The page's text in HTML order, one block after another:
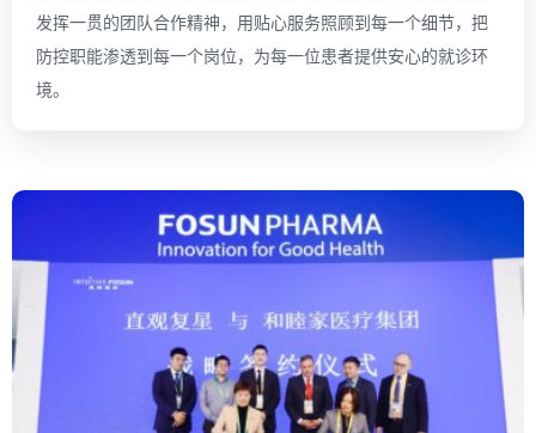
发挥一贯的团队合作精神，用贴心服务照顾到每一个细节，把
防控职能渗透到每一个岗位，为每一位患者提供安心的就诊环
境。